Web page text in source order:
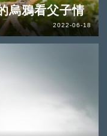
烏鴉看父子情
2022-06-18